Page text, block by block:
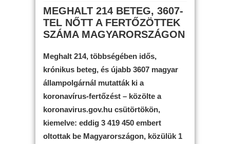
MEGHALT 214 BETEG, 3607-
TEL NŐTT A FERTŐZÖTTEK
SZÁMA MAGYARORSZÁGON
Meghalt 214, többségében idős,
krónikus beteg, és újabb 3607 magyar
állampolgárnál mutatták ki a
koronavírus-fertőzést – közölte a
koronavirus.gov.hu csütörtökön,
kiemelve: eddig 3 419 450 embert
oltottak be Magyarországon, közülük 1